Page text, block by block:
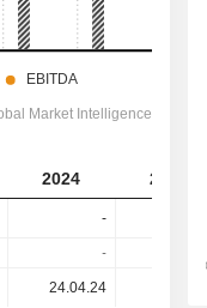
2024 2025
-
-
24.04.24